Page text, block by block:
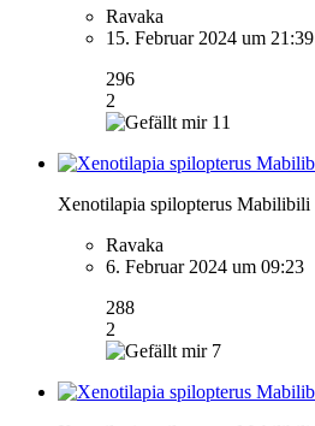
Ravaka
15. Februar 2024 um 21:39
296
2
11
Xenotilapia spilopterus Mabilibili
Ravaka
6. Februar 2024 um 09:23
288
2
7